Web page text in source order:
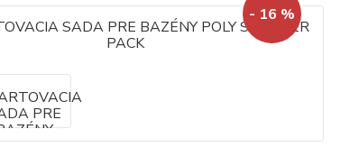
- 16 %